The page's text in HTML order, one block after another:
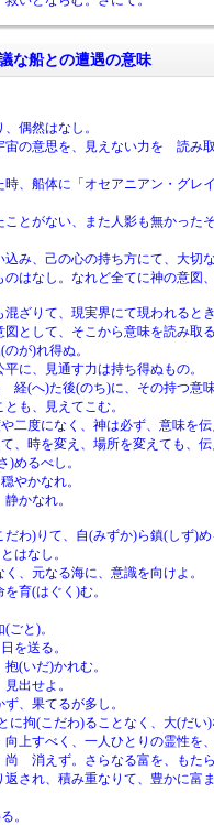
な船との遭遇の意味
偶然はなし。
宙の意思を、見えない力を 読み
時、船体に「オセアニアン・グ
とがない、また人影も無かった
み、己の心の持ち方にて、大切
はなし。なれど全てに神の意図
ざりて、現実界にて現われると
として、そこから意味を読み取
が)れ得ぬ。
に、見通す力は持ち得ぬもの。
経(へ)た後(のち)に、その持つ意
も、見えてこむ。
二度になく、神は必ず、意味を
、時を変え、場所を変えても、
めるべし。
やかなれ。
かなれ。
だわ)りて、自(みずか)ら鎮(しず)
はなし。
、元なる海に、意識を向けよ。
育(はぐく)む。
と)。
を送る。
(いだ)かれむ。
出せよ。
、果てるが多し。
に拘(こだわ)ることなく、大(だ
上すべく、一人ひとりの霊性を
尚 消えず。さらなる富を、もた
され、積み重なりて、豊かに富
。